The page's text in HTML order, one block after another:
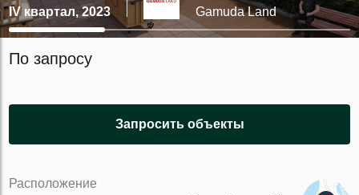
IV квартал, 2023 Gamuda Land
По запросу
Запросить объекты
Расположение